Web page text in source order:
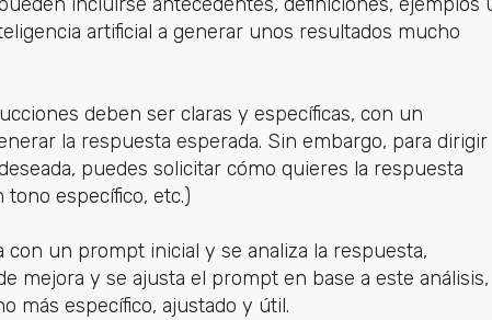
artificial a generar unos resultados mucho
deben ser claras y específicas, con un
la respuesta esperada. Sin embargo, para dirigir
puedes solicitar cómo quieres la respuesta
específico, etc.)
con un prompt inicial y se analiza la respuesta,
mejora y se ajusta el prompt en base a este análisis,
más específico, ajustado y útil.